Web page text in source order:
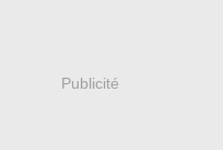
Publicité